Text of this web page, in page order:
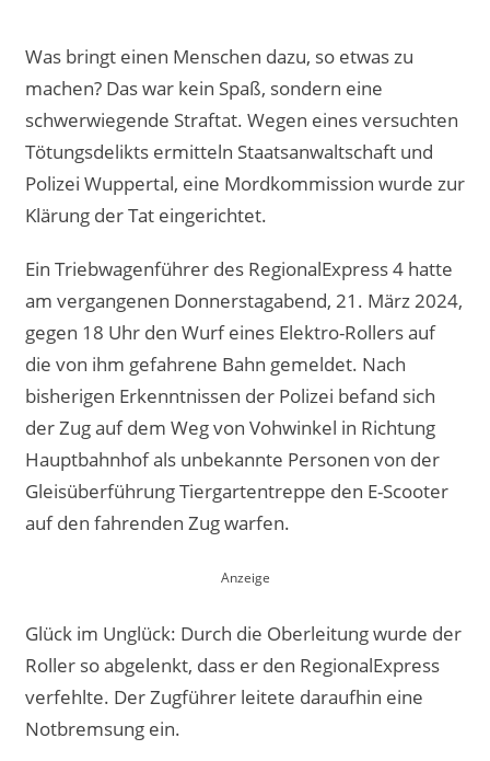
Was bringt einen Menschen dazu, so etwas zu
machen? Das war kein Spaß, sondern eine
schwerwiegende Straftat. Wegen eines versuchten
Tötungsdelikts ermitteln Staatsanwaltschaft und
Polizei Wuppertal, eine Mordkommission wurde zur
Klärung der Tat eingerichtet.
Ein Triebwagenführer des RegionalExpress 4 hatte
am vergangenen Donnerstagabend, 21. März 2024,
gegen 18 Uhr den Wurf eines Elektro-Rollers auf
die von ihm gefahrene Bahn gemeldet. Nach
bisherigen Erkenntnissen der Polizei befand sich
der Zug auf dem Weg von Vohwinkel in Richtung
Hauptbahnhof als unbekannte Personen von der
Gleisüberführung Tiergartentreppe den E-Scooter
auf den fahrenden Zug warfen.
Glück im Unglück: Durch die Oberleitung wurde der
Roller so abgelenkt, dass er den RegionalExpress
verfehlte. Der Zugführer leitete daraufhin eine
Notbremsung ein.